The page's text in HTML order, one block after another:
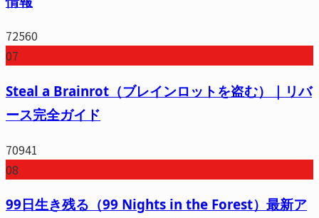
72560
07
Steal a Brainrot（ブレインロットを盗む）｜リバ
ース完全ガイド
70941
08
99日生き残る（99 Nights in the Forest）最新ア